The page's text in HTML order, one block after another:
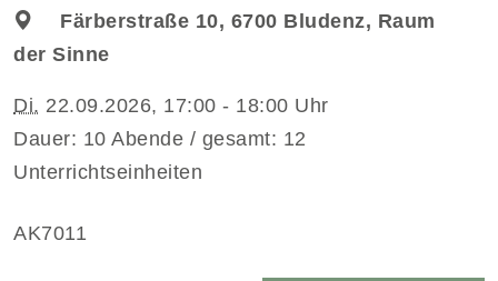
Färberstraße 10, 6700 Bludenz, Raum
der Sinne
Di. 22.09.2026, 17:00 - 18:00 Uhr
Dauer: 10 Abende / gesamt: 12
Unterrichtseinheiten
AK7011